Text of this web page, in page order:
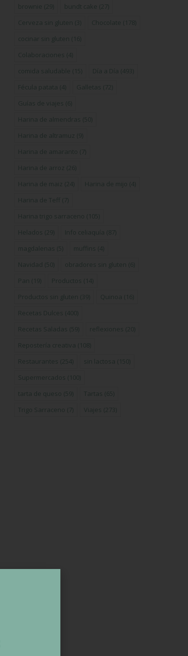
brownie (29) bundt cake (27)
Cerveza sin gluten (3) Chocolate (178)
cocinar sin gluten (16)
Colaboraciones (4)
comida saludable (15) Día a Día (493)
Fécula patata (4) Galletas (72)
Guías de viajes (6)
Harina de almendras (50)
Harina de altramuz (9)
Harina de amaranto (7)
Harina de arroz (26)
Harina de maiz (24) Harina de mijo (4)
Harina de Teff (7)
Harina trigo sarraceno (105)
Helados (29) Info celiaquía (87)
magdalenas (5) muffins (4)
Navidad (50) obradores sin gluten (6)
Pan (19) Productos (14)
Productos sin gluten (39) Quinoa (16)
Recetas Dulces (400)
Recetas Saladas (59) reflexiones (20)
Repostería creativa (108)
Restaurantes (254) sin lactosa (150)
Supermercados (100)
tarta de queso (59) Tartas (65)
Trigo Sarraceno (7) Viajes (273)